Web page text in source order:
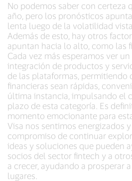
No podemos saber con certeza
año, pero los pronósticos
lenta luego de la volatilidad
Además de esto, hay otros
apuntan hacia lo alto, como las
Cada vez más esperamos ver
integración de productos y
de las plataformas, permitiendo
financieras sean rápidas,
última instancia, impulsando el
plazo de esta categoría. Es
momento emocionante para
Visa nos sentimos energizados
compromiso de continuar
ideas y soluciones que pueden
socios del sector fintech y a
a crecer, ayudando a prosperar
lugares.